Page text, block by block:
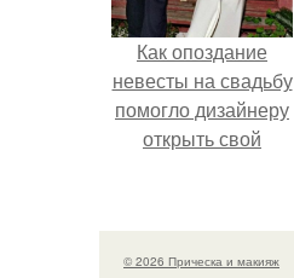
Как опоздание
невесты на свадьбу
помогло дизайнеру
открыть свой
© 2026 Прическа и макияж